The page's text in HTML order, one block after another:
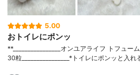
5.00
おトイレにポンッ
**________________⁡オンユアライフ ⁡トフュー
30粒________________⁡⁡⁡⁡*トイレにポンッと入れ